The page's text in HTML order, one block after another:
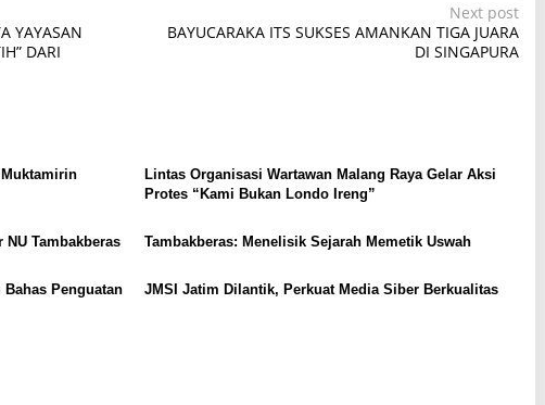
YAYASAN
DARI
Next post
BAYUCARAKA ITS SUKSES AMANKAN TIGA JUARA
DI SINGAPURA
Muktamirin
Lintas Organisasi Wartawan Malang Raya Gelar Aksi
Protes “Kami Bukan Londo Ireng”
Tambakberas Tambakberas: Menelisik Sejarah Memetik Uswah
Penguatan
JMSI Jatim Dilantik, Perkuat Media Siber Berkualitas